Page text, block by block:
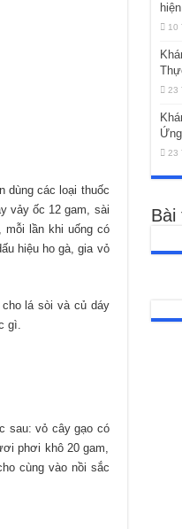
dùng các loại thuốc
vảy ốc 12 gam, sài
mỗi lần khi uống có
hiệu ho gà, gia vỏ
lá sòi và củ dáy
gì.
sau: vỏ cây gạo có
phơi khô 20 gam,
cùng vào nồi sắc
10
23
23
Bài